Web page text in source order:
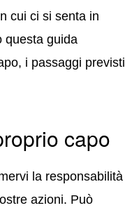
cui ci si senta in
questa guida
i passaggi previsti
capo
la responsabilità
azioni. Può